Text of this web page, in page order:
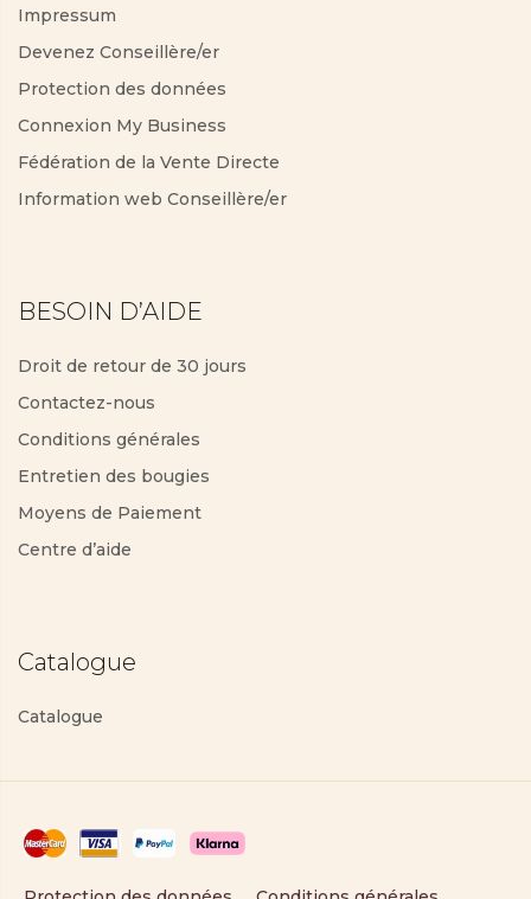
Impressum
Devenez Conseillère/er
Protection des données
Connexion My Business
Fédération de la Vente Directe
Information web Conseillère/er
BESOIN D’AIDE
Droit de retour de 30 jours
Contactez-nous
Conditions générales
Entretien des bougies
Moyens de Paiement
Centre d’aide
Catalogue
Catalogue